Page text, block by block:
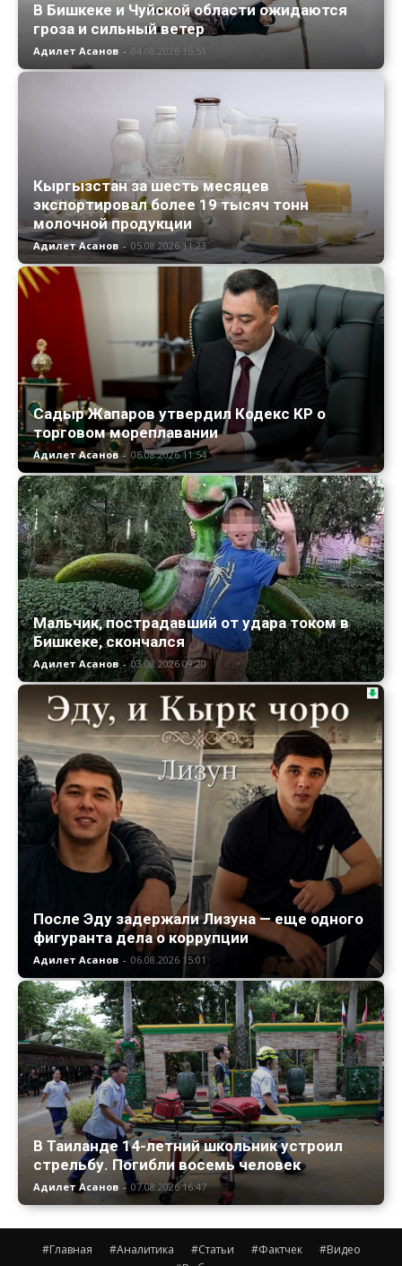
В Бишкеке и Чуйской области ожидаются
гроза и сильный ветер
Адилет Асанов - 04.08.2026 15:51
Кыргызстан за шесть месяцев
экспортировал более 19 тысяч тонн
молочной продукции
Адилет Асанов - 05.08.2026 11:23
Садыр Жапаров утвердил Кодекс КР о
торговом мореплавании
Адилет Асанов - 06.08.2026 11:54
Мальчик, пострадавший от удара током в
Бишкеке, скончался
Адилет Асанов - 03.08.2026 09:20
После Эду задержали Лизуна — еще одного
фигуранта дела о коррупции
Адилет Асанов - 06.08.2026 15:01
В Таиланде 14-летний школьник устроил
стрельбу. Погибли восемь человек
Адилет Асанов - 07.08.2026 16:47
#Главная #Аналитика #Статьи #Фактчек
#Видео